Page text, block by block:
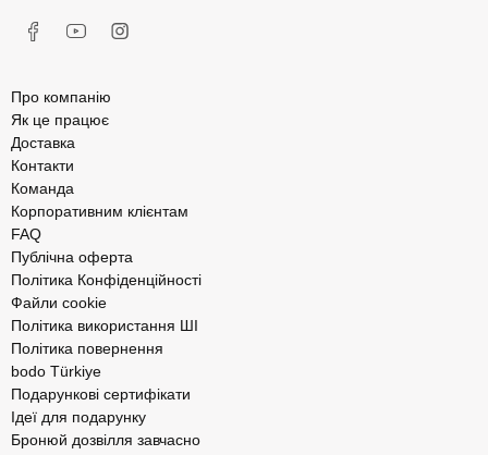
Про компанію
Як це працює
Доставка
Контакти
Команда
Корпоративним клієнтам
FAQ
Публічна оферта
Політика Конфіденційності
Файли cookie
Політика використання ШІ
Політика повернення
bodo Türkiye
Подарункові сертифікати
Ідеї для подарунку
Бронюй дозвілля завчасно